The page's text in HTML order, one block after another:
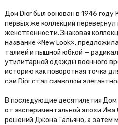
Дом Dior был основан в 1946 году
первых же коллекций перевернул
женственности. Знаковая
название «New Look»,
талией и пышной юбкой —
утилитарной одежды военного
историю как поворотная точка
сам Dior стал символом
В последующие десятилетия
от экспериментальной эпохи
решений Джона Гальяно, а затем